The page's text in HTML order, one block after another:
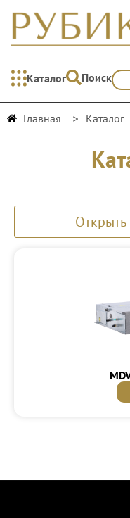
Каталог Поиск
Главная Каталог
Открыть